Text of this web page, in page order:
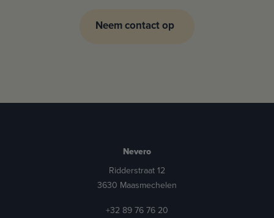
Neem contact op
Nevero
Ridderstraat 12
3630 Maasmechelen
+32 89 76 76 20